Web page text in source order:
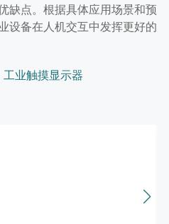
缺点。根据具体应用场景和预
设备在人机交互中发挥更好的
工业触摸显示器